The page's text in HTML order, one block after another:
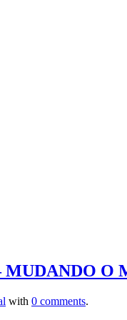
MUDANDO O
with 0 comments.